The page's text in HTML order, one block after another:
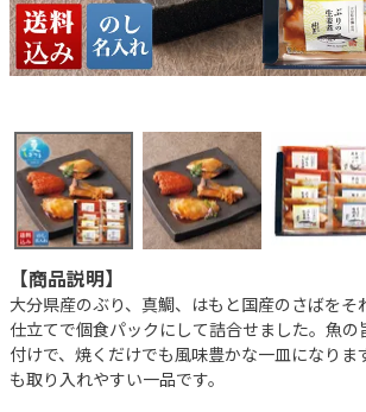
【商品説明】
大分県産のぶり、真鯛、はもと国産のさばをそ
仕立てで個食パックにして詰合せました。魚
付けで、焼くだけでも風味豊かな一皿になりま
も取り入れやすい一品です。